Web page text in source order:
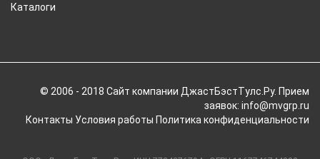
Каталоги
© 2006 - 2018 Cайт компании ДжастБэстТулс.Ру. Прием
заявок: info@mvgrp.ru
Контакты Условия работы Политика конфиденциальности